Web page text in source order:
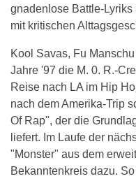
gnadenlose Battle-
mit kritischen
Kool Savas, Fu
Jahre '97 die M. 0. R.-
Reise nach LA im Hip
nach dem Amerika-Trip
Of Rap", der die
liefert. Im Laufe der
"Monster" aus dem
Bekanntenkreis dazu.